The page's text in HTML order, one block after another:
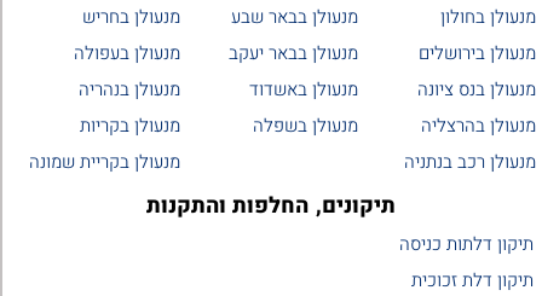
מנעולן בחולון
מנעולן בירושלים
מנעולן בנס ציונה
מנעולן בהרצליה
מנעולן רכב בנתניה
מנעולן בבאר שבע
מנעולן בבאר יעקב
מנעולן באשדוד
מנעולן בשפלה
מנעולן בחריש
מנעולן בעפולה
מנעולן בנהריה
מנעולן בקריות
מנעולן בקריית שמונה
תיקונים, החלפות והתקנות
תיקון דלתות כניסה
תיקון דלת זכוכית